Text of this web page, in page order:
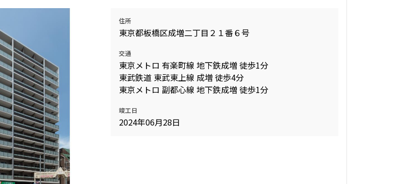
住所
東京都板橋区成増二丁目２１番６号
交通
東京メトロ 有楽町線 地下鉄成増 徒歩1分
東武鉄道 東武東上線 成増 徒歩4分
東京メトロ 副都心線 地下鉄成増 徒歩1分
竣工日
2024年06月28日